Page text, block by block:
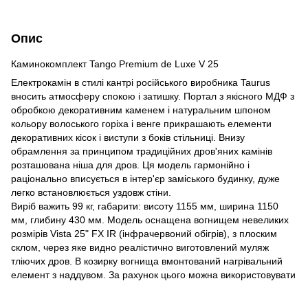
Опис
Каминокомплект Tango Premium de Luxе V 25
Електрокамін в стилі кантрі російського виробника Taurus
вносить атмосферу спокою і затишку. Портал з якісного МДФ з
обробкою декоративним каменем і натуральним шпоном
кольору волоського горіха і венге прикрашають елементи
декоративних кісок і виступи з боків стільниці. Внизу
обрамлення за принципом традиційних дров'яних камінів
розташована ніша для дров. Ця модель гармонійно і
раціонально вписується в інтер'єр заміського будинку, дуже
легко встановлюється уздовж стіни.
Виріб важить 99 кг, габарити: висоту 1155 мм, ширина 1150
мм, глибину 430 мм. Модель оснащена вогнищем невеликих
розмірів Vista 25" FX IR (інфрачервоний обігрів), з плоским
склом, через яке видно реалістично виготовлений муляж
тліючих дров. В козирку вогнища вмонтований нагрівальний
елемент з наддувом. За рахунок цього можна використовувати